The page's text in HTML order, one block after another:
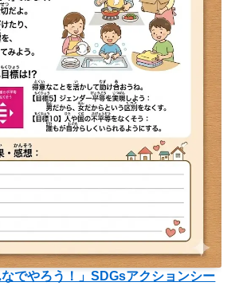
なでやろう！」SDGsアクションシー